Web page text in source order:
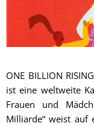
ONE BILLION
ist eine weltweite
Frauen und
Milliarde“ weist auf